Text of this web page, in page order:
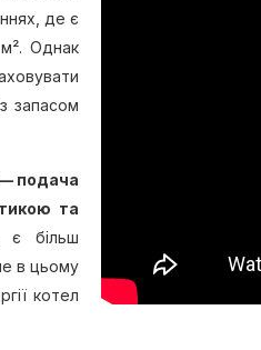
де є
Однак
запасом
подача
та
є більш
в цьому
котел